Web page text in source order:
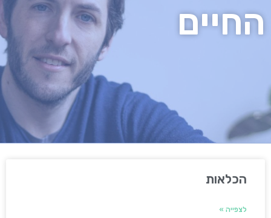
החיים
הכלאות
לצפייה »